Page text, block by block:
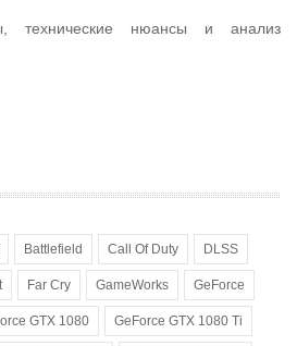
технические нюансы и анализ
Battlefield Call Of Duty DLSS
Far Cry GameWorks GeForce
GTX 1080 GeForce GTX 1080 Ti